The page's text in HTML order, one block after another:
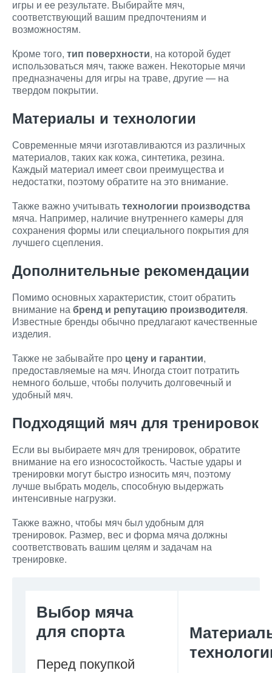
игры и ее результате. Выбирайте мяч,
соответствующий вашим предпочтениям и
возможностям.
Кроме того, тип поверхности, на которой будет
использоваться мяч, также важен. Некоторые мячи
предназначены для игры на траве, другие — на
твердом покрытии.
Материалы и технологии
Современные мячи изготавливаются из различных
материалов, таких как кожа, синтетика, резина.
Каждый материал имеет свои преимущества и
недостатки, поэтому обратите на это внимание.
Также важно учитыватьтехнологии производства
мяча. Например, наличие внутреннего камеры для
сохранения формы или специального покрытия для
лучшего сцепления.
Дополнительные рекомендации
Помимо основных характеристик, стоит обратить
внимание набренд и репутацию производителя.
Известные бренды обычно предлагают качественные
изделия.
Также не забывайте про цену и гарантии,
предоставляемые на мяч. Иногда стоит потратить
немного больше, чтобы получить долговечный и
удобный мяч.
Подходящий мяч для тренировок
Если вы выбираете мяч для тренировок, обратите
внимание на его износостойкость. Частые удары и
тренировки могут быстро износить мяч, поэтому
лучше выбрать модель, способную выдержать
интенсивные нагрузки.
Также важно, чтобы мяч был удобным для
тренировок. Размер, вес и форма мяча должны
соответствовать вашим целям и задачам на
тренировке.
Выбор мяча
для спорта
Перед покупкой